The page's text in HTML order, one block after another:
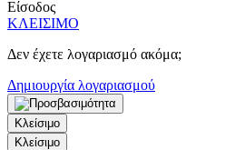
Είσοδος
ΚΛΕΙΣΙΜΟ
Δεν έχετε λογαριασμό ακόμα;
Δημιουργία λογαριασμού
Κλείσιμο
Κλείσιμο